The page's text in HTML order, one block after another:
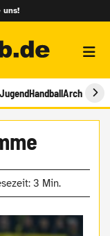
uns!
JugendHandballArchiv
3 Min.